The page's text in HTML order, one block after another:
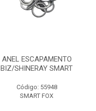
ANEL ESCAPAMENTO
BIZ/SHINERAY SMART
Código: 55948
SMART FOX